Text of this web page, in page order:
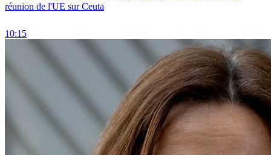
réunion de l'UE sur Ceuta
10:15